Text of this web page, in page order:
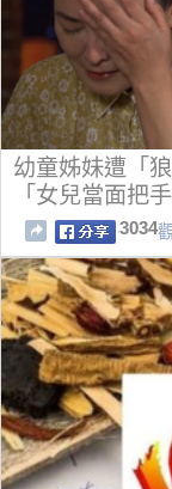
幼童姊妹遭「
「女兒當面把
3034